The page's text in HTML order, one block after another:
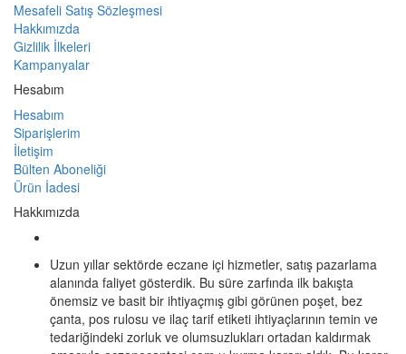
Mesafeli Satış Sözleşmesi
Hakkımızda
Gizlilik İlkeleri
Kampanyalar
Hesabım
Hesabım
Siparişlerim
İletişim
Bülten Aboneliği
Ürün İadesi
Hakkımızda
Uzun yıllar sektörde eczane içi hizmetler, satış pazarlama
alanında faliyet gösterdik. Bu süre zarfında ilk bakışta
önemsiz ve basit bir ihtiyaçmış gibi görünen poşet, bez
çanta, pos rulosu ve ilaç tarif etiketi ihtiyaçlarının temin ve
tedariğindeki zorluk ve olumsuzlukları ortadan kaldırmak